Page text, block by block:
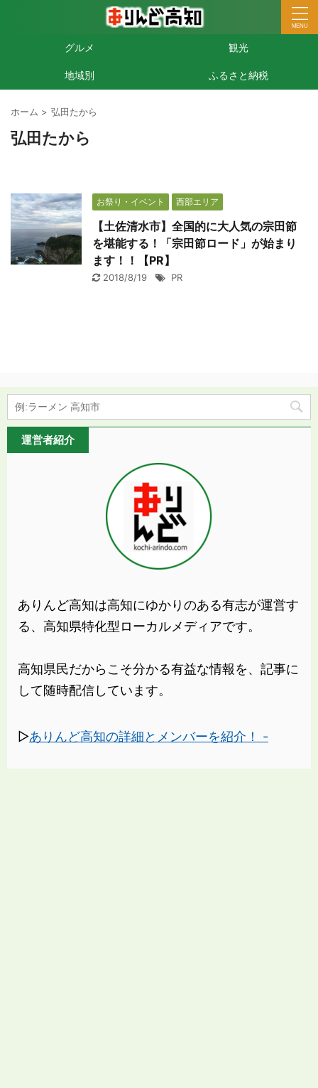
グルメ 観光
地域別 ふるさと納税
ホーム > 弘田たから
弘田たから
お祭り・イベント 西部エリア
【土佐清水市】全国的に大人気の宗田節
を堪能する！「宗田節ロード」が始まり
ます！！【PR】
2018/8/19 PR
運営者紹介
ありんど高知は高知にゆかりのある有志が運営す
る、高知県特化型ローカルメディアです。
高知県民だからこそ分かる有益な情報を、記事に
して随時配信しています。
▷ありんど高知の詳細とメンバーを紹介！ -